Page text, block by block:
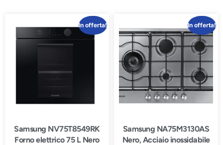
In offerta!
Samsung NV75T8549RK
Forno elettrico 75 L Nero
In offerta!
Samsung NA75M3130AS
Nero, Acciaio inossidabile